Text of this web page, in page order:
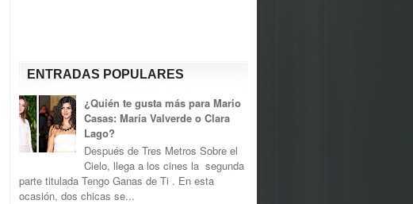
ENTRADAS POPULARES
¿Quién te gusta más para Mario
Casas: María Valverde o Clara
Lago?
Después de Tres Metros Sobre el
Cielo, llega a los cines la segunda
parte titulada Tengo Ganas de Ti . En esta
ocasión, dos chicas se...